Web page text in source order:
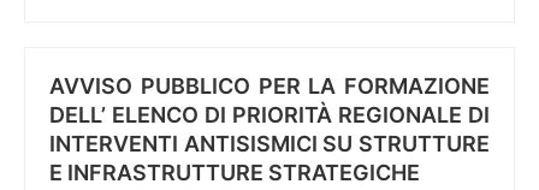
AVVISO PUBBLICO PER LA FORMAZIONE
DELL’ ELENCO DI PRIORITÀ REGIONALE DI
INTERVENTI ANTISISMICI SU STRUTTURE
E INFRASTRUTTURE STRATEGICHE